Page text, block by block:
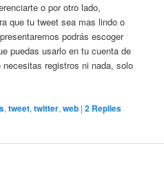
o por otro lado,
que tu tweet sea mas lindo o
podrás escoger
puedas usarlo en tu cuenta de
registros ni nada, solo
,tweet,twitter,web |2 Replies